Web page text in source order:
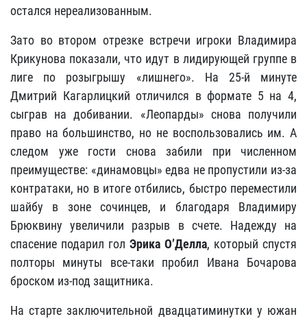
остался нереализованным.
Зато во втором отрезке встречи игроки Владимира
Крикунова показали, что идут в лидирующей группе в
лиге по розыгрышу «лишнего». На 25-й минуте
Дмитрий Кагарлицкий отличился в формате 5 на 4,
сыграв на добивании. «Леопарды» снова получили
право на большинство, но не воспользовались им. А
следом уже гости снова забили при численном
преимуществе: «динамовцы» едва не пропустили из-за
контратаки, но в итоге отбились, быстро переместили
шайбу в зоне сочинцев, и благодаря Владимиру
Брюквину увеличили разрыв в счете. Надежду на
спасение подарил гол Эрика О’Делла, который спустя
полторы минуты все-таки пробил Ивана Бочарова
броском из-под защитника.
На старте заключительной двадцатиминутки у южан